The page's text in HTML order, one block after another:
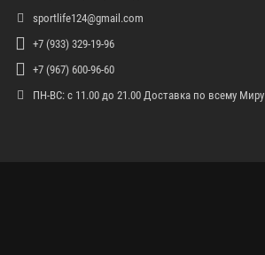
sportlife124@gmail.com
+7 (933) 329-19-96
+7 (967) 600-96-60
ПН-ВС: с 11.00 до 21.00 Доставка по всему Миру